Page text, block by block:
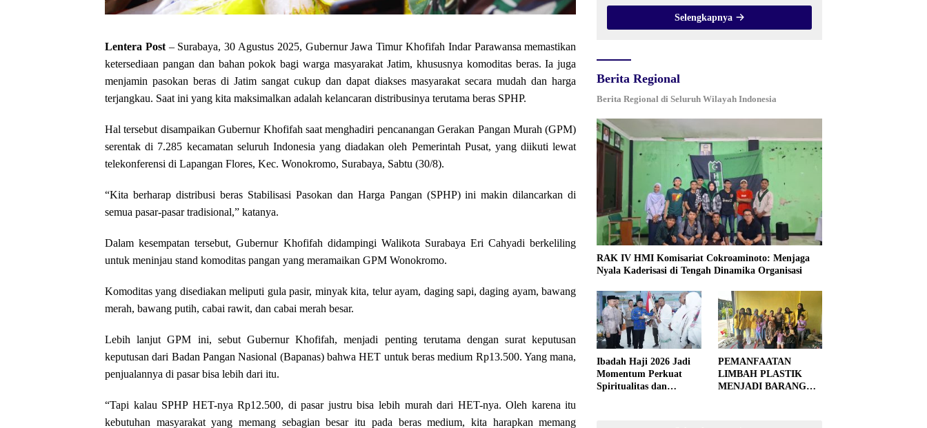
Lentera Post– Surabaya, 30 Agustus 2025, Gubernur Jawa Timur Khofifah Indar Parawansa memastikan
ketersediaan pangan dan bahan pokok bagi warga masyarakat Jatim, khususnya komoditas beras. Ia juga
menjamin pasokan beras di Jatim sangat cukup dan dapat diakses masyarakat secara mudah dan harga
terjangkau. Saat ini yang kita maksimalkan adalah kelancaran distribusinya terutama beras SPHP.
Hal tersebut disampaikan Gubernur Khofifah saat menghadiri pencanangan Gerakan Pangan Murah (GPM)
serentak di 7.285 kecamatan seluruh Indonesia yang diadakan oleh Pemerintah Pusat, yang diikuti lewat
telekonferensi di Lapangan Flores, Kec. Wonokromo, Surabaya, Sabtu (30/8).
“Kita berharap distribusi beras Stabilisasi Pasokan dan Harga Pangan (SPHP) ini makin dilancarkan di
semua pasar-pasar tradisional,” katanya.
Dalam kesempatan tersebut, Gubernur Khofifah didampingi Walikota Surabaya Eri Cahyadi berkeliling
untuk meninjau stand komoditas pangan yang meramaikan GPM Wonokromo.
Komoditas yang disediakan meliputi ⁠gula pasir, minyak kita, ⁠telur ayam, ⁠daging sapi, ⁠daging ayam, ⁠bawang
merah, bawang putih, ⁠cabai rawit, dan ⁠cabai merah besar.
Lebih lanjut GPM ini, sebut Gubernur Khofifah, menjadi penting terutama dengan surat keputusan
keputusan dari Badan Pangan Nasional (Bapanas) bahwa HET untuk beras medium Rp13.500. Yang mana,
penjualannya di pasar bisa lebih dari itu.
“Tapi kalau SPHP HET-nya Rp12.500, di pasar justru bisa lebih murah dari HET-nya. Oleh karena itu
kebutuhan masyarakat yang memang sebagian besar itu pada beras medium, kita harapkan memang
Pahlawan dan Perintis
Kemerdekaan
Selengkapnya
Berita Regional
Berita Regional di Seluruh Wilayah Indonesia
RAK IV HMI Komisariat Cokroaminoto: Menjaga
Nyala Kaderisasi di Tengah Dinamika Organisasi
Ibadah Haji 2026 Jadi
Momentum Perkuat
Spiritualitas dan
PEMANFAATAN
LIMBAH PLASTIK
MENJADI BARANG